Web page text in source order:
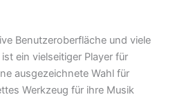
Benutzeroberfläche und viele
ein vielseitiger Player für
ausgezeichnete Wahl für
Werkzeug für ihre Musik